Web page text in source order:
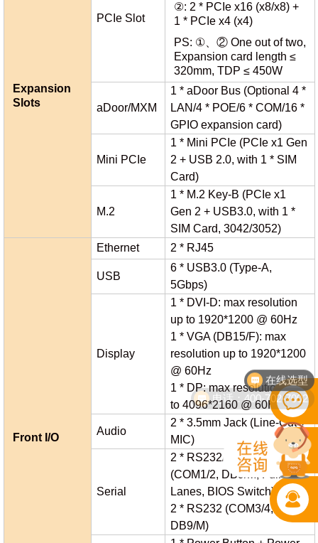
Expansion
Slots
PCIe Slot
②: 2 * PCIe x16 (x8/x8) +
1 * PCIe x4 (x4)
PS: ①、② One out of two,
Expansion card length ≤
320mm, TDP ≤ 450W
aDoor/MXM
1 * aDoor Bus (Optional 4 *
LAN/4 * POE/6 * COM/16 *
GPIO expansion card)
Mini PCIe
1 * Mini PCIe (PCIe x1 Gen
2 + USB 2.0, with 1 * SIM
Card)
M.2
1 * M.2 Key-B (PCIe x1
Gen 2 + USB3.0, with 1 *
SIM Card, 3042/3052)
Front I/O
Ethernet 2 * RJ45
USB
6 * USB3.0 (Type-A,
5Gbps)
Display
1 * DVI-D: max resolution
up to 1920*1200 @ 60Hz
1 * VGA (DB15/F): max
resolution up to 1920*1200
@ 60Hz
1 * DP: max resolution up
to 4096*2160 @ 60Hz
Audio
2 * 3.5mm Jack (Line-Out +
MIC)
Serial
2 * RS232/422/485
(COM1/2, DB9/M, Full
Lanes, BIOS Switch)
2 * RS232 (COM3/4,
DB9/M)
在线选型
电话：400-702-7002